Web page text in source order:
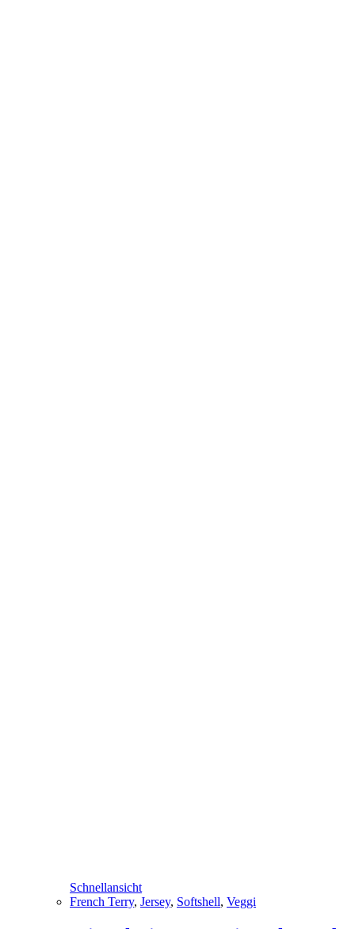
Schnellansicht
French Terry, Jersey, Softshell, Veggi